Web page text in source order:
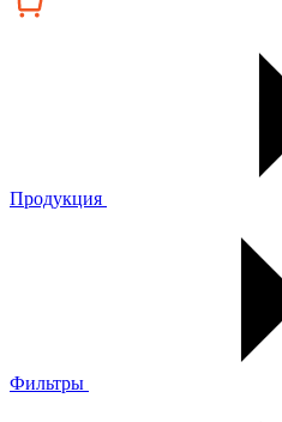
Продукция
Фильтры